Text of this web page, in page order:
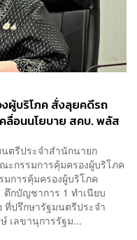
ผู้บริโภค สั่งลุยคดีรถ
ลื่อนนโยบาย สคบ. พลัส
ตรีประจำสำนักนายก
ะกรรมการคุ้มครองผู้บริโภค
การคุ้มครองผู้บริโภค
ตึกบัญชาการ 1 ทำเนียบ
ที่ปรึกษารัฐมนตรีประจำ
เลขานุการรัฐม...